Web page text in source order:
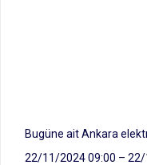
Bugüne ait Ankara
22/11/2024 09:00 –